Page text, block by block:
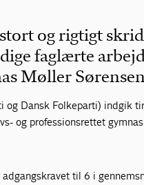
og rigtigt
faglærte
Møller
og Dansk Folkeparti) indgik
og professionsrettet
til 6 i